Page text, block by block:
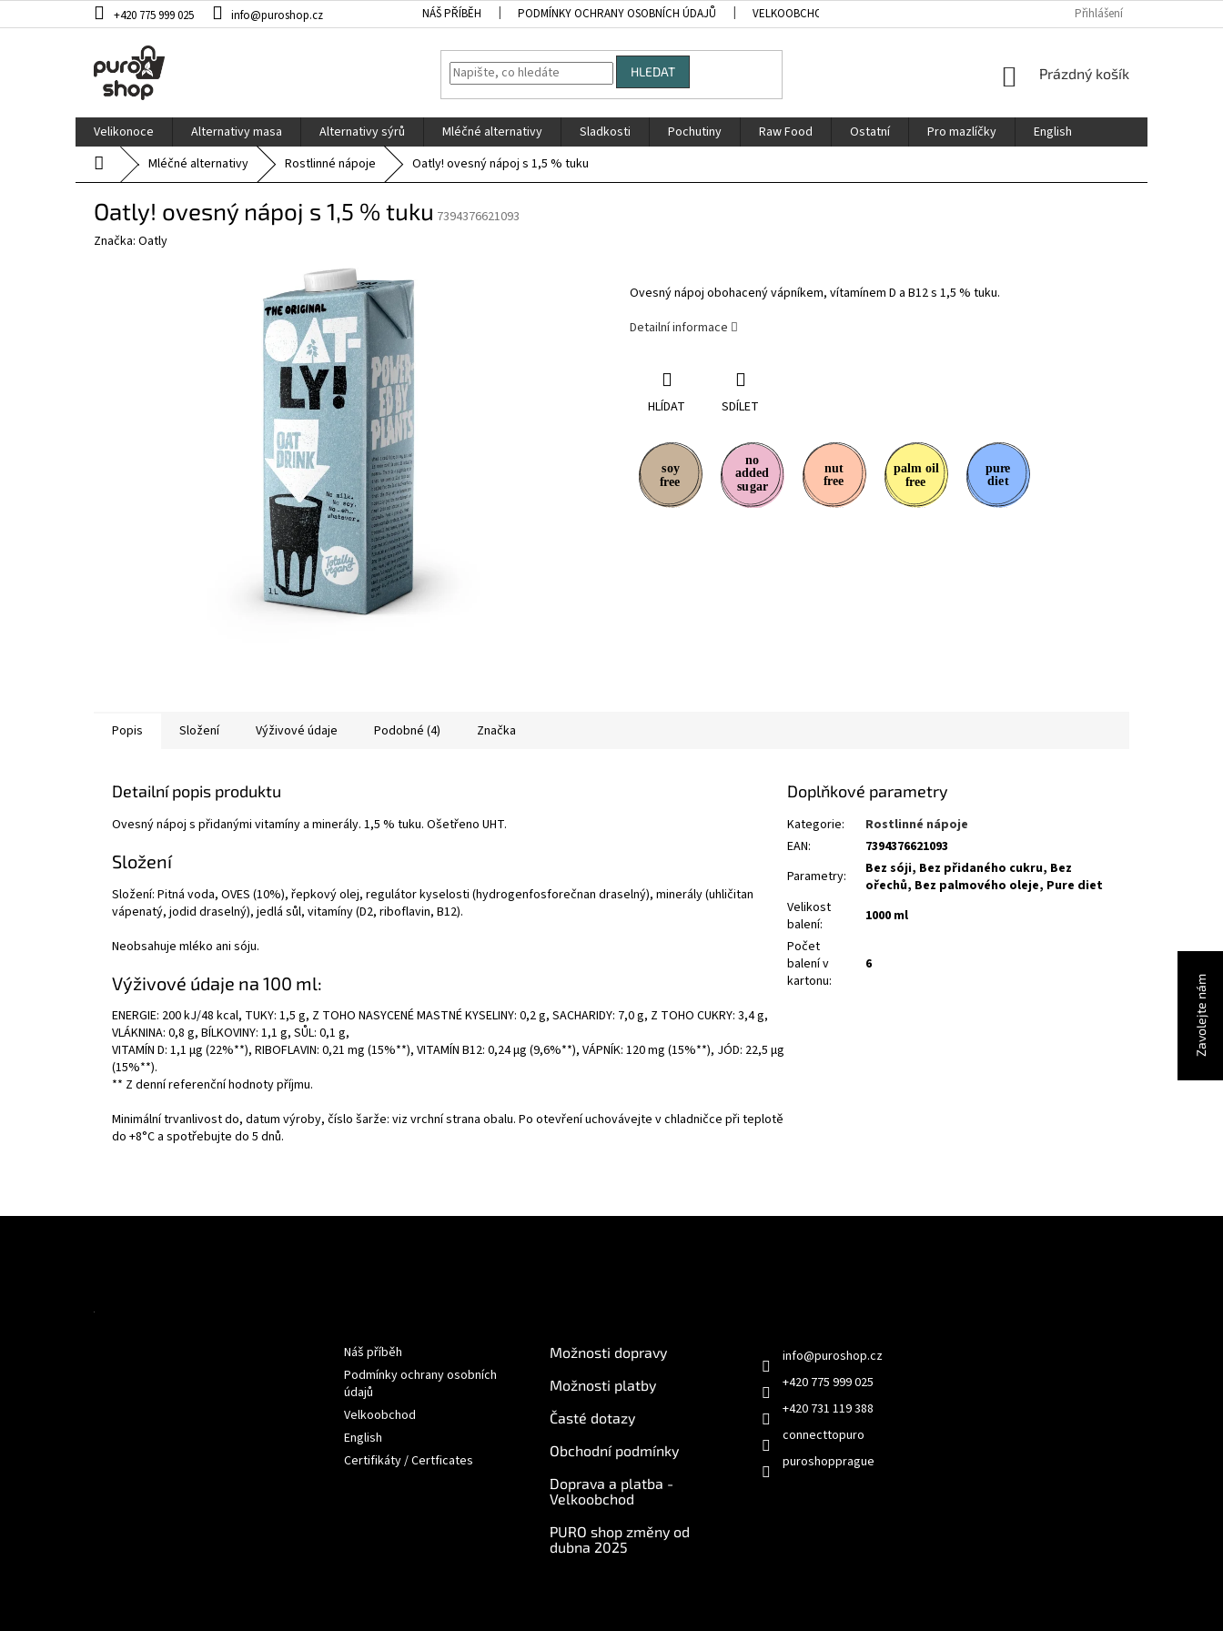
Zavolejte nám
na
+420 775 999 025 info@puroshop.cz NÁŠ PŘÍBĚH PODMÍNKY OCHRANY OSOBNÍCH ÚDAJŮ VELKOOBCHOD CERTIFIKÁTY / CERTFICATESPřihlášení
HLEDAT
NÁKUPNÍ
Prázdný košík
Velikonoce Alternativy masa Alternativy sýrů Mléčné alternativy Sladkosti Pochutiny Raw Food Ostatní Pro mazlíčky
English
Domů Mléčné alternativy Rostlinné nápoje Oatly! ovesný nápoj s 1,5 % tuku
Oatly! ovesný nápoj s 1,5 % tuku 7394376621093
Značka: Oatly
Ovesný nápoj obohacený vápníkem, vítamínem D a B12 s 1,5 % tuku.
Detailní informace
HLÍDAT SDÍLET
Popis Složení Výživové údaje Podobné (4) Značka
Detailní popis produktu
Ovesný nápoj s přidanými vitamíny a minerály. 1,5 % tuku. Ošetřeno UHT.
Složení
Složení: Pitná voda, OVES (10%), řepkový olej, regulátor kyselosti (hydrogenfosforečnan draselný), minerály (uhličitan
vápenatý, jodid draselný), jedlá sůl, vitamíny (D2, riboflavin, B12).
Neobsahuje mléko ani sóju.
Výživové údaje na 100 ml:
ENERGIE: 200 kJ/48 kcal, TUKY: 1,5 g, Z TOHO NASYCENÉ MASTNÉ KYSELINY: 0,2 g, SACHARIDY: 7,0 g, Z TOHO CUKRY: 3,4 g,
VLÁKNINA: 0,8 g, BÍLKOVINY: 1,1 g, SŮL: 0,1 g,
VITAMÍN D: 1,1 µg (22%**), RIBOFLAVIN: 0,21 mg (15%**), VITAMÍN B12: 0,24 µg (9,6%**), VÁPNÍK: 120 mg (15%**), JÓD: 22,5 µg
(15%**).
** Z denní referenční hodnoty příjmu.
Minimální trvanlivost do, datum výroby, číslo šarže: viz vrchní strana obalu. Po otevření uchovávejte v chladničce při teplotě
do +8°C a spotřebujte do 5 dnů.
Doplňkové parametry
Kategorie:
Rostlinné nápoje
EAN:
7394376621093
Parametry:
Bez sóji, Bez přidaného cukru, Bez
ořechů, Bez palmového oleje, Pure diet
Velikost
balení:
1000 ml
Počet
balení v
kartonu:
6
Náš příběh
Podmínky ochrany osobních
údajů
Velkoobchod
English
Certifikáty / Certficates
Možnosti dopravy
Možnosti platby
Časté dotazy
Obchodní podmínky
Doprava a platba -
Velkoobchod
PURO shop změny od
dubna 2025
info@puroshop.cz
+420 775 999 025
+420 731 119 388
connecttopuro
puroshopprague